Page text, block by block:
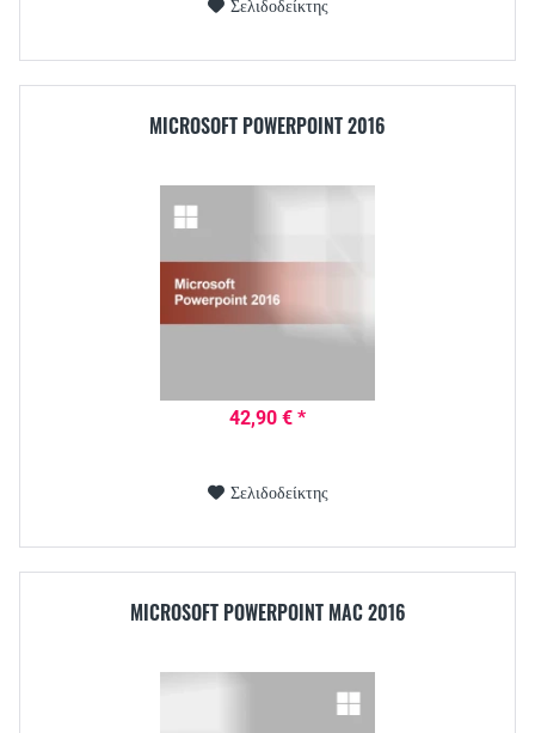
Σελιδοδείκτης
MICROSOFT POWERPOINT 2016
42,90 € *
Σελιδοδείκτης
MICROSOFT POWERPOINT MAC 2016